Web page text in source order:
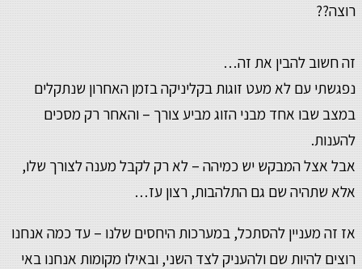
רוצה??
זה חשוב להבין את זה…
נפגשתי עם לא מעט זוגות בקליניקה בזמן האחרון שנתקלים
במצב שבו אחד מבני הזוג מביע צורך – והאחר רק מסכים
להענות.
אבל אצל המבקש יש כמיהה – לא רק לקבל מענה לצורך שלו,
אלא שתהיה שם גם התלהבות, רצון עז…
אז זה מעניין להסתכל, במערכות היחסים שלנו – עד כמה אנחנו
רוצים להיות שם ולהעניק לצד השני, ובאילו מקומות אנחנו באי